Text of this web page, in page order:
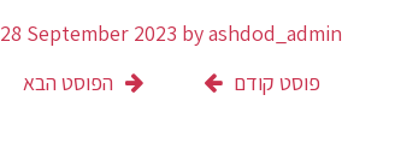
28 September 2023 byashdod_admin
פוסט קודם
הפוסט הבא